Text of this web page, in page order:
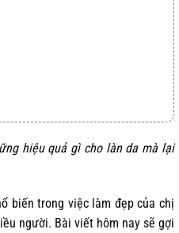
hiệu quả gì cho làn da mà lại
biến trong việc làm đẹp của chị
người. Bài viết hôm nay sẽ gợi